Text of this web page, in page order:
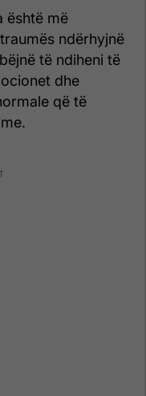
është më
ndërhyjnë
të ndiheni të
dhe
që të